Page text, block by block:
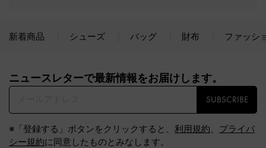
新着商品 シューズ バッグ 財布 ファッシ
ニュースレターで最新情報をお届けします。​
SUBSCRIBE
※「登録する」ボタンをクリックすると、 利用規約、 プライバ
シー規約に同意したものとみなします。